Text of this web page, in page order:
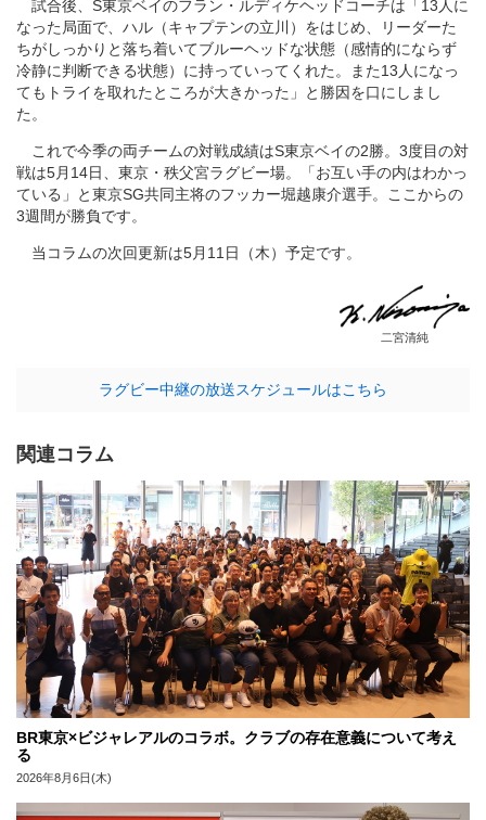
試合後、S東京ベイのフラン・ルディケヘッドコーチは「13人に
なった局面で、ハル（キャプテンの立川）をはじめ、リーダーた
ちがしっかりと落ち着いてブルーヘッドな状態（感情的にならず
冷静に判断できる状態）に持っていってくれた。また13人になっ
てもトライを取れたところが大きかった」と勝因を口にしまし
た。
これで今季の両チームの対戦成績はS東京ベイの2勝。3度目の対
戦は5月14日、東京・秩父宮ラグビー場。「お互い手の内はわかっ
ている」と東京SG共同主将のフッカー堀越康介選手。ここからの
3週間が勝負です。
当コラムの次回更新は5月11日（木）予定です。
二宮清純
ラグビー中継の放送スケジュールはこちら
関連コラム
BR東京×ビジャレアルのコラボ。クラブの存在意義について考え
る
2026年8月6日(木)